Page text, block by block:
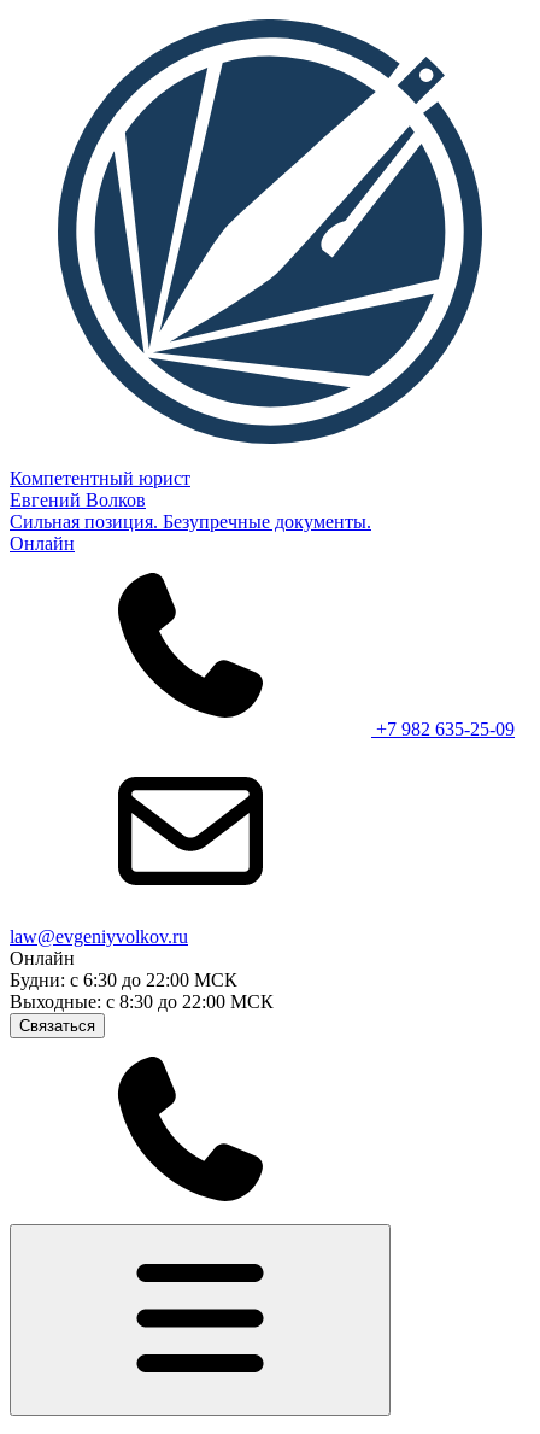
Компетентный юрист
Евгений Волков
Сильная позиция. Безупречные документы.
Онлайн
+7 982 635-25-09
law@evgeniyvolkov.ru
Онлайн
Будни: с 6:30 до 22:00 МСК
Выходные: с 8:30 до 22:00 МСК
Связаться